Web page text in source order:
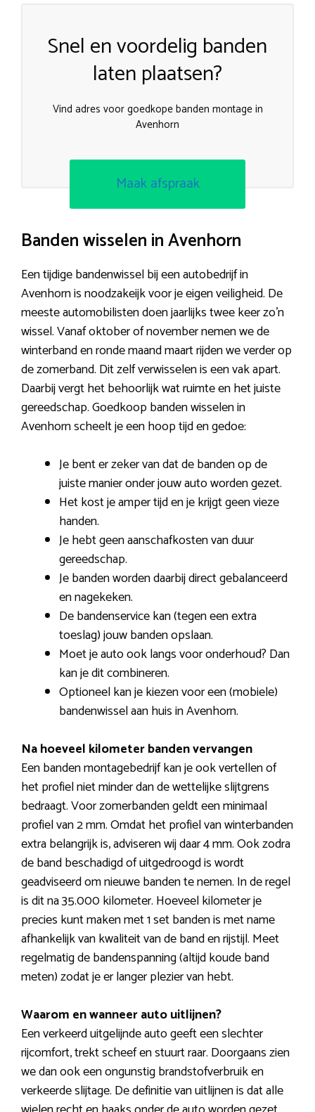
Snel en voordelig banden
laten plaatsen?
Vind adres voor goedkope banden montage in
Avenhorn
Maak afspraak
Banden wisselen in Avenhorn
Een tijdige bandenwissel bij een autobedrijf in
Avenhorn is noodzakeijk voor je eigen veiligheid. De
meeste automobilisten doen jaarlijks twee keer zo’n
wissel. Vanaf oktober of november nemen we de
winterband en ronde maand maart rijden we verder op
de zomerband. Dit zelf verwisselen is een vak apart.
Daarbij vergt het behoorlijk wat ruimte en het juiste
gereedschap. Goedkoop banden wisselen in
Avenhorn scheelt je een hoop tijd en gedoe:
Je bent er zeker van dat de banden op de
juiste manier onder jouw auto worden gezet.
Het kost je amper tijd en je krijgt geen vieze
handen.
Je hebt geen aanschafkosten van duur
gereedschap.
Je banden worden daarbij direct gebalanceerd
en nagekeken.
De bandenservice kan (tegen een extra
toeslag) jouw banden opslaan.
Moet je auto ook langs voor onderhoud? Dan
kan je dit combineren.
Optioneel kan je kiezen voor een (mobiele)
bandenwissel aan huis in Avenhorn.
Na hoeveel kilometer banden vervangen
Een banden montagebedrijf kan je ook vertellen of
het profiel niet minder dan de wettelijke slijtgrens
bedraagt. Voor zomerbanden geldt een minimaal
profiel van 2 mm. Omdat het profiel van winterbanden
extra belangrijk is, adviseren wij daar 4 mm. Ook zodra
de band beschadigd of uitgedroogd is wordt
geadviseerd om nieuwe banden te nemen. In de regel
is dit na 35.000 kilometer. Hoeveel kilometer je
precies kunt maken met 1 set banden is met name
afhankelijk van kwaliteit van de band en rijstijl. Meet
regelmatig de bandenspanning (altijd koude band
meten) zodat je er langer plezier van hebt.
Waarom en wanneer auto uitlijnen?
Een verkeerd uitgelijnde auto geeft een slechter
rijcomfort, trekt scheef en stuurt raar. Doorgaans zien
we dan ook een ongunstig brandstofverbruik en
verkeerde slijtage. De definitie van uitlijnen is dat alle